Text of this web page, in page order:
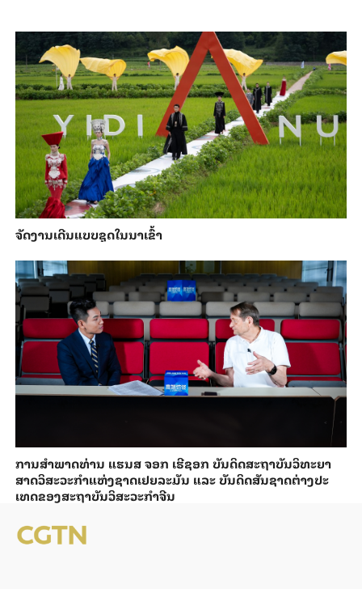
ຈັດງານເດີນແບບຊຸດໃນນາເຂົ້າ
ການ​ສຳ​ພາດ​ທ່ານ ແຮນ​ສ ຈອກ ເຮີ​ຊອກ ​ບັນ​ດິດ​ສະ​ຖາ​ບັນວິ​ທະ​ຍາ​
ສາດວິ​ສະ​ວະ​ກຳ​ແຫ່ງ​ຊາດ​ເຢຍ​ລະ​ມັນ ແລະ ບັນ​ດິດ​ສັນ​ຊາດ​ຕ່າງ​ປະ​
ເທດ​ຂອງສະ​ຖາ​ບັນ​ວິ​ສະ​ວະ​ກຳ​ຈີນ